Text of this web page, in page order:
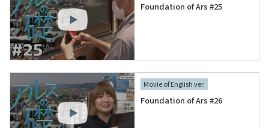
Foundation of Ars #25
Movie of English ver.
Foundation of Ars #26